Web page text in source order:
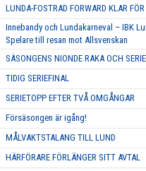
LUNDA-FOSTRAD FORWARD KLAR
Innebandy och Lundakarneval – IBK
Spelare till resan mot Allsvenskan
SÄSONGENS NIONDE RAKA OCH
TIDIG SERIEFINAL
SERIETOPP EFTER TVÅ OMGÅNGAR
Försäsongen är igång!
MÅLVAKTSTALANG TILL LUND
HÄRFÖRARE FÖRLÄNGER SITT AVTAL